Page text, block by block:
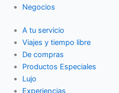
Negocios
A tu servicio
Viajes y tiempo libre
De compras
Productos Especiales
Lujo
Experiencias